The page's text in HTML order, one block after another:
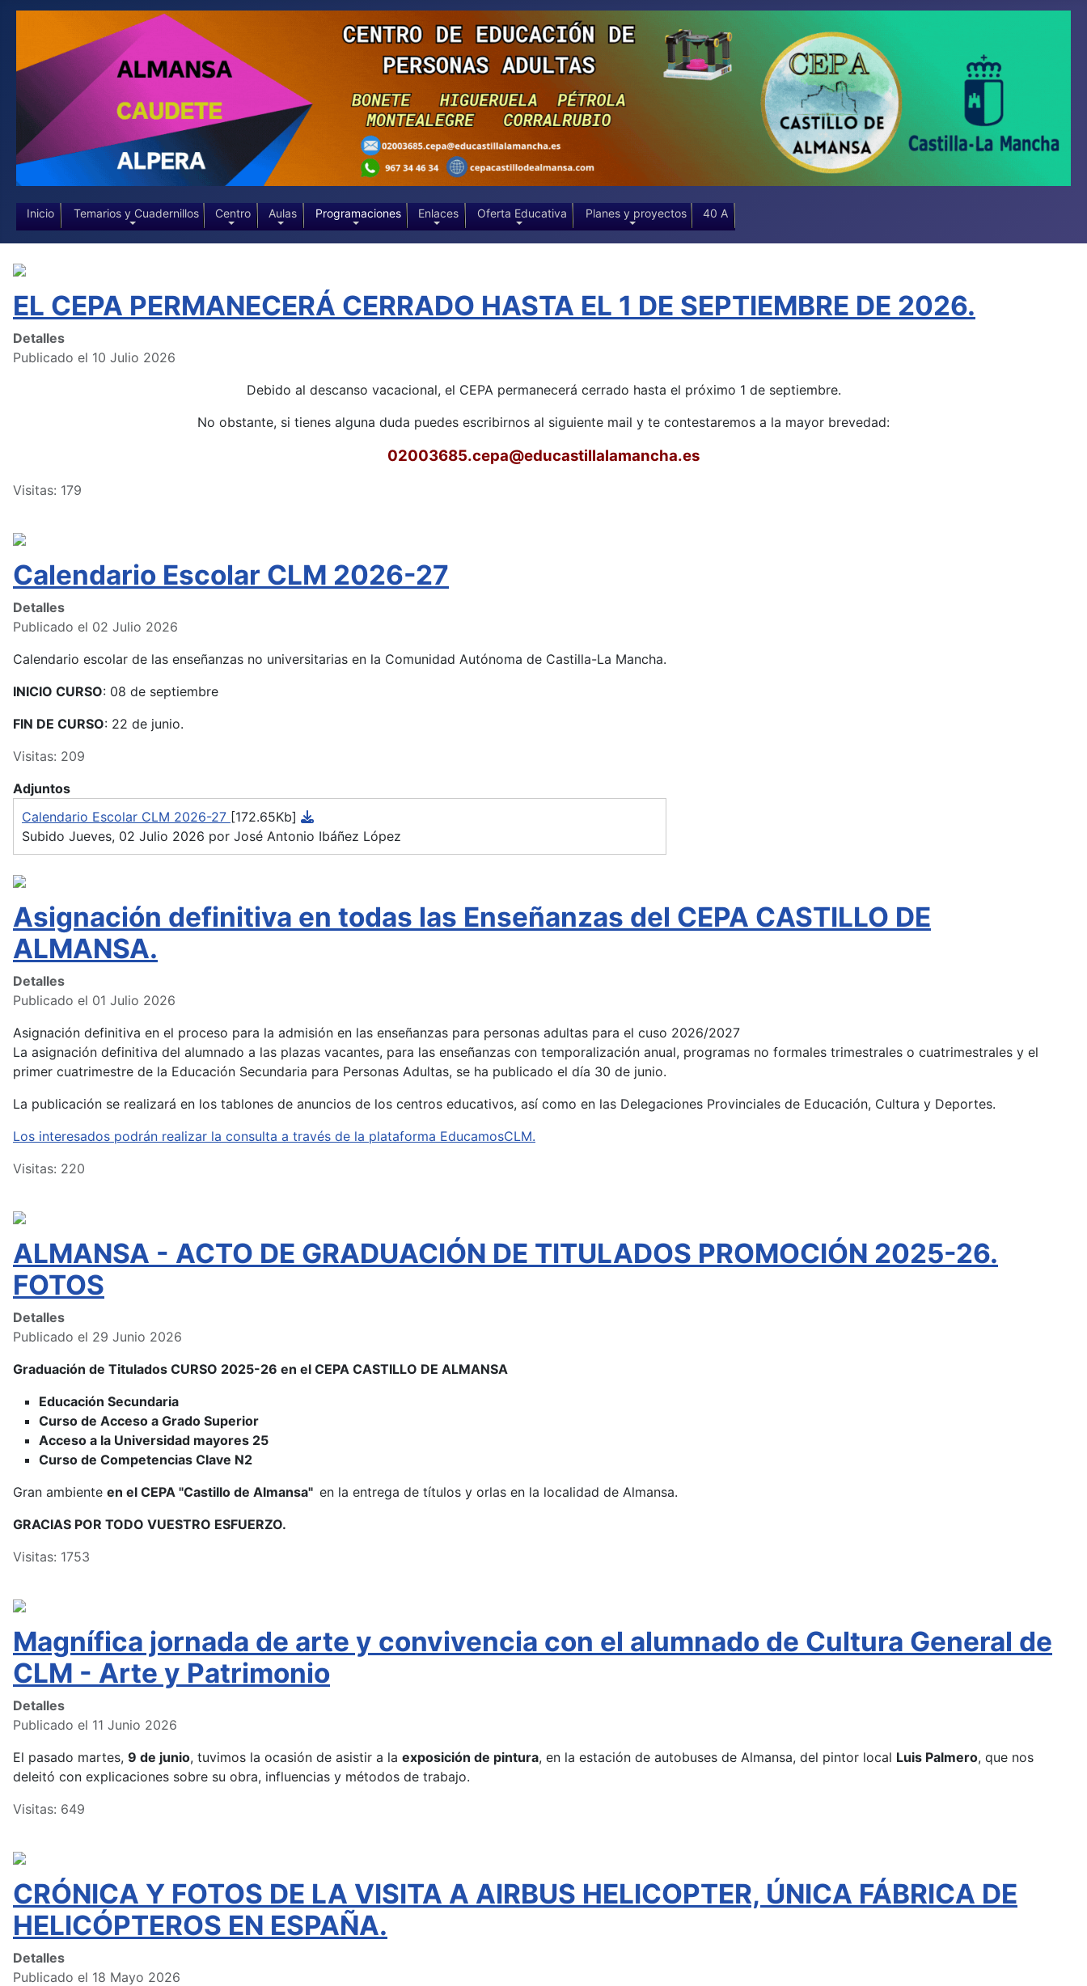
Inicio Temarios y Cuadernillos Centro Aulas Programaciones Enlaces Oferta Educativa Planes y proyectos 40 A
EL CEPA PERMANECERÁ CERRADO HASTA EL 1 DE SEPTIEMBRE DE 2026.
Detalles
Publicado el 10 Julio 2026
Debido al descanso vacacional, el CEPA permanecerá cerrado hasta el próximo 1 de septiembre.
No obstante, si tienes alguna duda puedes escribirnos al siguiente mail y te contestaremos a la mayor brevedad:
02003685.cepa@educastillalamancha.es
Visitas: 179
Calendario Escolar CLM 2026-27
Detalles
Publicado el 02 Julio 2026
Calendario escolar de las enseñanzas no universitarias en la Comunidad Autónoma de Castilla-La Mancha.
INICIO CURSO: 08 de septiembre
FIN DE CURSO: 22 de junio.
Visitas: 209
Adjuntos
Calendario Escolar CLM 2026-27 [172.65Kb]
Subido Jueves, 02 Julio 2026 por José Antonio Ibáñez López
Asignación definitiva en todas las Enseñanzas del CEPA CASTILLO DE
ALMANSA.
Detalles
Publicado el 01 Julio 2026
Asignación definitiva en el proceso para la admisión en las enseñanzas para personas adultas para el cuso 2026/2027
La asignación definitiva del alumnado a las plazas vacantes, para las enseñanzas con temporalización anual, programas no formales trimestrales o cuatrimestrales y el
primer cuatrimestre de la Educación Secundaria para Personas Adultas, se ha publicado el día 30 de junio.
La publicación se realizará en los tablones de anuncios de los centros educativos, así como en las Delegaciones Provinciales de Educación, Cultura y Deportes.
Los interesados podrán realizar la consulta a través de la plataforma EducamosCLM.
Visitas: 220
ALMANSA - ACTO DE GRADUACIÓN DE TITULADOS PROMOCIÓN 2025-26.
FOTOS
Detalles
Publicado el 29 Junio 2026
Graduación de Titulados CURSO 2025-26 en el CEPA CASTILLO DE ALMANSA
Educación Secundaria
Curso de Acceso a Grado Superior
Acceso a la Universidad mayores 25
Curso de Competencias Clave N2
Gran ambiente en el CEPA "Castillo de Almansa" en la entrega de títulos y orlas en la localidad de Almansa.
GRACIAS POR TODO VUESTRO ESFUERZO.
Visitas: 1753
Magnífica jornada de arte y convivencia con el alumnado de Cultura General de
CLM - Arte y Patrimonio
Detalles
Publicado el 11 Junio 2026
El pasado martes, 9 de junio, tuvimos la ocasión de asistir a la exposición de pintura, en la estación de autobuses de Almansa, del pintor local Luis Palmero, que nos
deleitó con explicaciones sobre su obra, influencias y métodos de trabajo.
Visitas: 649
CRÓNICA Y FOTOS DE LA VISITA A AIRBUS HELICOPTER, ÚNICA FÁBRICA DE
HELICÓPTEROS EN ESPAÑA.
Detalles
Publicado el 18 Mayo 2026